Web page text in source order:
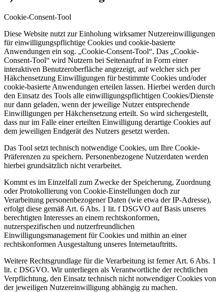
Cookie-Consent-Tool
Diese Website nutzt zur Einholung wirksamer Nutzereinwilligungen
für einwilligungspflichtige Cookies und cookie-basierte
Anwendungen ein sog. „Cookie-Consent-Tool“. Das „Cookie-
Consent-Tool“ wird Nutzern bei Seitenaufruf in Form einer
interaktiven Benutzeroberfläche angezeigt, auf welcher sich per
Häkchensetzung Einwilligungen für bestimmte Cookies und/oder
cookie-basierte Anwendungen erteilen lassen. Hierbei werden durch
den Einsatz des Tools alle einwilligungspflichtigen Cookies/Dienste
nur dann geladen, wenn der jeweilige Nutzer entsprechende
Einwilligungen per Häkchensetzung erteilt. So wird sichergestellt,
dass nur im Falle einer erteilten Einwilligung derartige Cookies auf
dem jeweiligen Endgerät des Nutzers gesetzt werden.
Das Tool setzt technisch notwendige Cookies, um Ihre Cookie-
Präferenzen zu speichern. Personenbezogene Nutzerdaten werden
hierbei grundsätzlich nicht verarbeitet.
Kommt es im Einzelfall zum Zwecke der Speicherung, Zuordnung
oder Protokollierung von Cookie-Einstellungen doch zur
Verarbeitung personenbezogener Daten (wie etwa der IP-Adresse),
erfolgt diese gemäß Art. 6 Abs. 1 lit. f DSGVO auf Basis unseres
berechtigten Interesses an einem rechtskonformen,
nutzerspezifischen und nutzerfreundlichen
Einwilligungsmanagement für Cookies und mithin an einer
rechtskonformen Ausgestaltung unseres Internetauftritts.
Weitere Rechtsgrundlage für die Verarbeitung ist ferner Art. 6 Abs. 1
lit. c DSGVO. Wir unterliegen als Verantwortliche der rechtlichen
Verpflichtung, den Einsatz technisch nicht notwendiger Cookies von
der jeweiligen Nutzereinwilligung abhängig zu machen.